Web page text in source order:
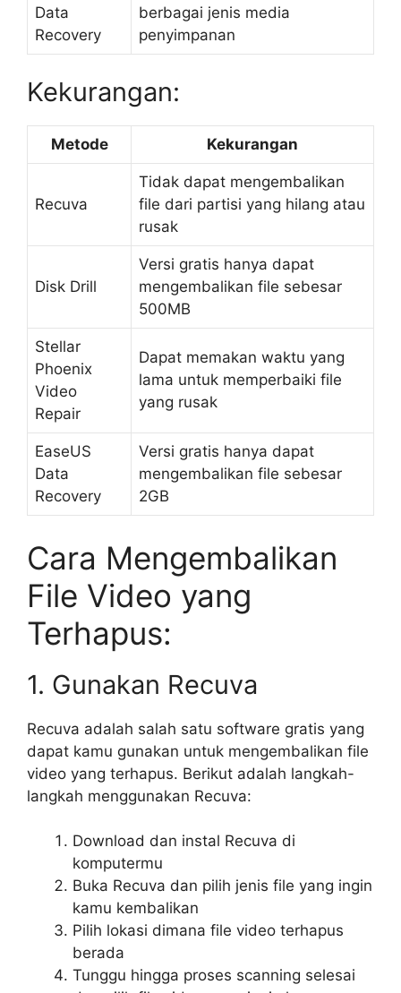
Data
Recovery
berbagai jenis media
penyimpanan
Kekurangan:
Metode Kekurangan
Recuva
Tidak dapat mengembalikan
file dari partisi yang hilang atau
rusak
Disk Drill
Versi gratis hanya dapat
mengembalikan file sebesar
500MB
Stellar
Phoenix
Video
Repair
Dapat memakan waktu yang
lama untuk memperbaiki file
yang rusak
EaseUS
Data
Recovery
Versi gratis hanya dapat
mengembalikan file sebesar
2GB
Cara Mengembalikan
File Video yang
Terhapus:
1. Gunakan Recuva
Recuva adalah salah satu software gratis yang
dapat kamu gunakan untuk mengembalikan file
video yang terhapus. Berikut adalah langkah-
langkah menggunakan Recuva:
Download dan instal Recuva di
komputermu
Buka Recuva dan pilih jenis file yang ingin
kamu kembalikan
Pilih lokasi dimana file video terhapus
berada
Tunggu hingga proses scanning selesai